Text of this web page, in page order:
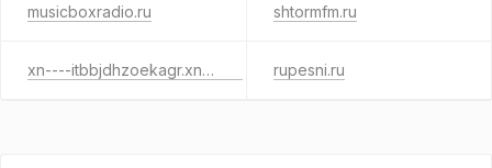
musicboxradio.ru shtormfm.ru
xn----itbbjdhzoekagr.xn--p1ai rupesni.ru